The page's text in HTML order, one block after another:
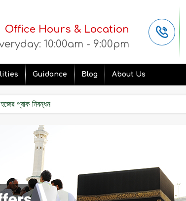
Office Hours & Location
10:00am - 9:00pm
Guidance Blog About Us
হজের প্রাক নিবন্ধন